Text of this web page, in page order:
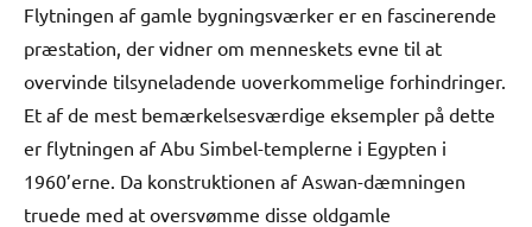
Flytningen af gamle bygningsværker er en fascinerende
præstation, der vidner om menneskets evne til at
overvinde tilsyneladende uoverkommelige forhindringer.
Et af de mest bemærkelsesværdige eksempler på dette
er flytningen af Abu Simbel-templerne i Egypten i
1960’erne. Da konstruktionen af Aswan-dæmningen
truede med at oversvømme disse oldgamle